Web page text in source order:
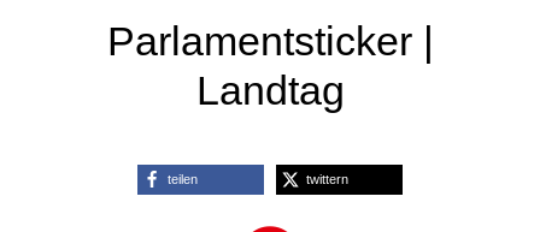
Parlamentsticker |
Landtag
teilen twittern